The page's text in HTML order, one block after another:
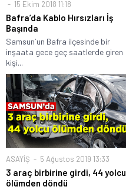
15 Ekim 2018 11:18
Bafra’da Kablo Hırsızları İş
Başında
Samsun`un Bafra ilçesinde bir
inşaata gece geç saatlerde giren
kişi...
ASAYİŞ 5 Ağustos 2019 13:33
3 araç birbirine girdi, 44 yolcu
ölümden döndü